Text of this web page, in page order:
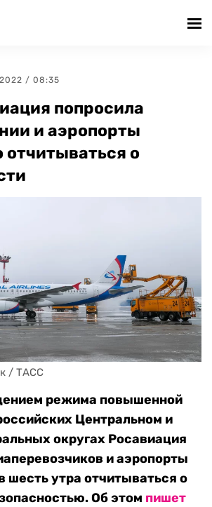
/ 08:35
попросила
и аэропорты
о
/ ТАСС
режима повышенной
Центральном и
округах Росавиация
и аэропорты
шесть утра отчитываться о
Об этом пишет